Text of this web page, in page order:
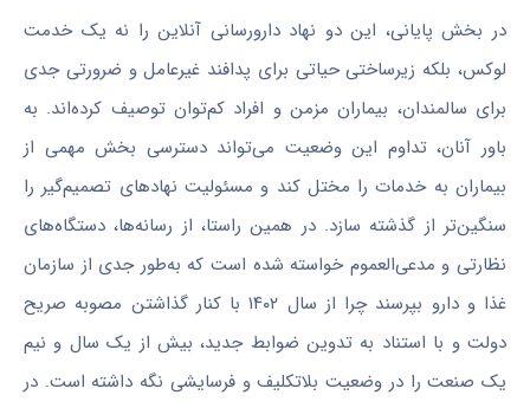
در بخش پایانی، این دو نهاد دارورسانی آنلاین را نه یک خدمت
لوکس، بلکه زیرساختی حیاتی برای پدافند غیرعامل و ضرورتی جدی
برای سالمندان، بیماران مزمن و افراد کم‌توان توصیف کرده‌اند. به
باور آنان، تداوم این وضعیت می‌تواند دسترسی بخش مهمی از
بیماران به خدمات را مختل کند و مسئولیت نهادهای تصمیم‌گیر را
سنگین‌تر از گذشته سازد. در همین راستا، از رسانه‌ها، دستگاه‌های
نظارتی و مدعی‌العموم خواسته شده است که به‌طور جدی از سازمان
غذا و دارو بپرسند چرا از سال ۱۴۰۲ با کنار گذاشتن مصوبه صریح
دولت و با استناد به تدوین ضوابط جدید، بیش از یک سال و نیم
یک صنعت را در وضعیت بلاتکلیف و فرسایشی نگه داشته است. در